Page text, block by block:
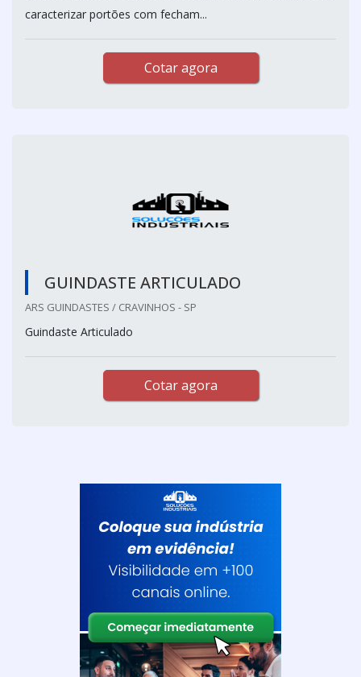
caracterizar portões com fecham...
Cotar agora
GUINDASTE ARTICULADO
ARS GUINDASTES / CRAVINHOS - SP
Guindaste Articulado
Cotar agora